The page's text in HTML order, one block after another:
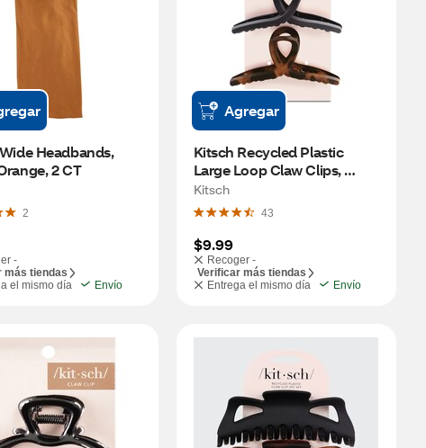
Headbands,
2 CT
2
-
más tiendas
el mismo día
Envío
Agregar
Kitsch Recycled Plastic
Large Loop Claw Clips,
Black/Brown, 2 CT
Kitsch
43
$9.99
Recoger -
Verificar más tiendas
Entrega el mismo día
Envío